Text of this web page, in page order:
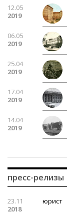
12.05
2019
06.05
2019
25.04
2019
17.04
2019
14.04
2019
пресс-релизы
23.11
2018
юрист